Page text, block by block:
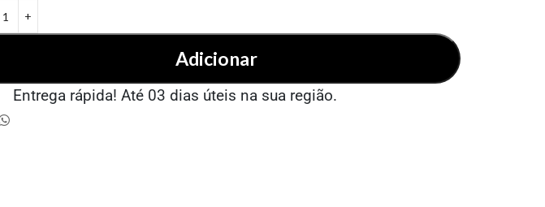
Adicionar
Entrega rápida! Até 03 dias úteis na sua região.